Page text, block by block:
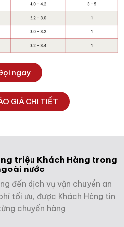
ngay
GIÁ CHI TIẾT
triệu Khách Hàng trong
nước
đến dịch vụ vận chuyển an
tối ưu, được Khách Hàng tin
chuyến hàng